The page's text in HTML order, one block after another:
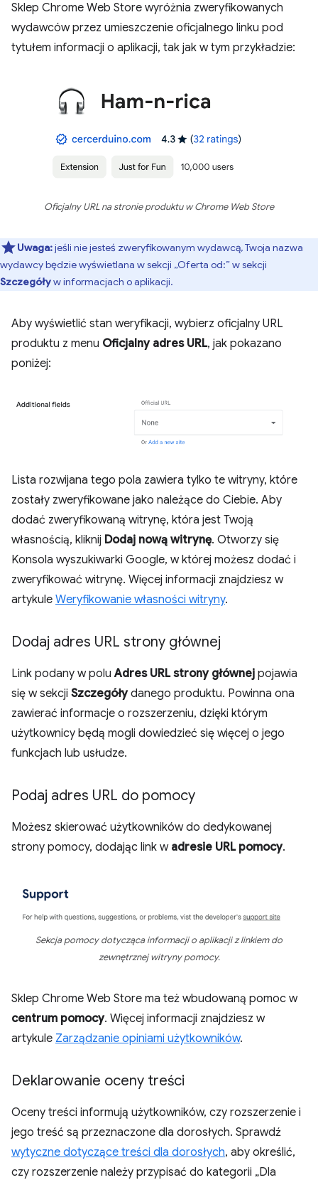
Sklep Chrome Web Store wyróżnia zweryfikowanych
wydawców przez umieszczenie oficjalnego linku pod
tytułem informacji o aplikacji, tak jak w tym przykładzie:
Oficjalny URL na stronie produktu w Chrome Web Store
Uwaga:jeśli nie jesteś zweryfikowanym wydawcą, Twoja nazwa
wydawcy będzie wyświetlana w sekcji „Oferta od:” w sekcji
Szczegóływ informacjach o aplikacji.
Aby wyświetlić stan weryfikacji, wybierz oficjalny URL
produktu z menu Oficjalny adres URL, jak pokazano
poniżej:
Lista rozwijana tego pola zawiera tylko te witryny, które
zostały zweryfikowane jako należące do Ciebie. Aby
dodać zweryfikowaną witrynę, która jest Twoją
własnością, kliknij Dodaj nową witrynę. Otworzy się
Konsola wyszukiwarki Google, w której możesz dodać i
zweryfikować witrynę. Więcej informacji znajdziesz w
artykule Weryfikowanie własności witryny.
Dodaj adres URL strony głównej
Link podany w poluAdres URL strony głównej pojawia
się w sekcji Szczegółydanego produktu. Powinna ona
zawierać informacje o rozszerzeniu, dzięki którym
użytkownicy będą mogli dowiedzieć się więcej o jego
funkcjach lub usłudze.
Podaj adres URL do pomocy
Możesz skierować użytkowników do dedykowanej
strony pomocy, dodając link w adresie URL pomocy.
Sekcja pomocy dotycząca informacji o aplikacji z linkiem do
zewnętrznej witryny pomocy.
Sklep Chrome Web Store ma też wbudowaną pomoc w
centrum pomocy. Więcej informacji znajdziesz w
artykule Zarządzanie opiniami użytkowników.
Deklarowanie oceny treści
Oceny treści informują użytkowników, czy rozszerzenie i
jego treść są przeznaczone dla dorosłych. Sprawdź
wytyczne dotyczące treści dla dorosłych, aby określić,
czy rozszerzenie należy przypisać do kategorii „Dla